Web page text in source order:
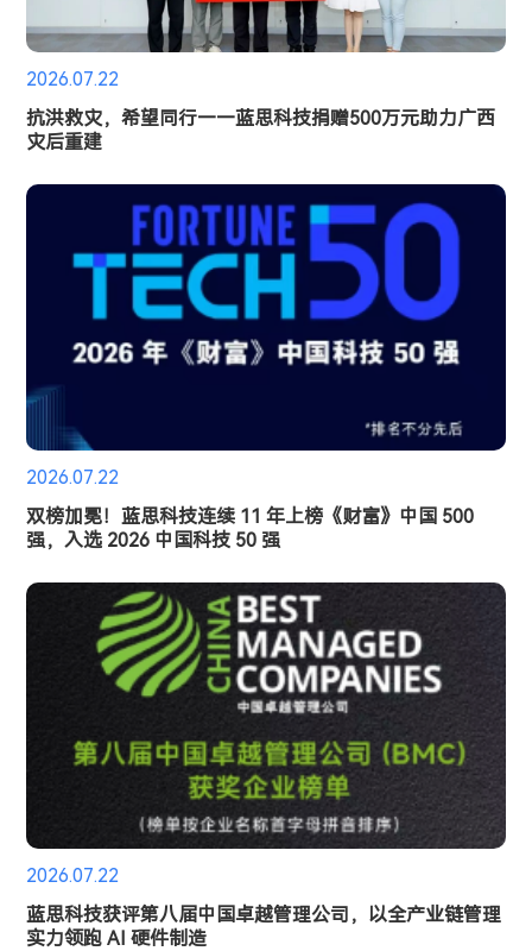
2026.07.22
抗洪救灾，希望同行——蓝思科技捐赠500万元助力广西
灾后重建
2026.07.22
双榜加冕！蓝思科技连续 11 年上榜《财富》中国 500
强，入选 2026 中国科技 50 强
2026.07.22
蓝思科技获评第八届中国卓越管理公司，以全产业链管理
实力领跑 AI 硬件制造